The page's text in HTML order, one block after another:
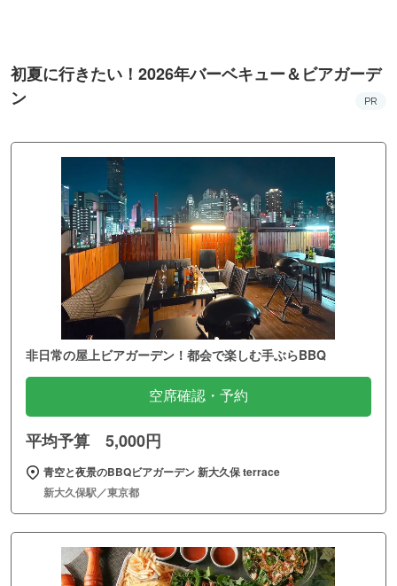
初夏に行きたい！2026年バーベキュー＆ビアガーデ
ン
PR
非日常の屋上ビアガーデン！都会で楽しむ手ぶらBBQ
空席確認・予約
平均予算 5,000円
青空と夜景のBBQビアガーデン 新大久保 terrace
新大久保駅／東京都